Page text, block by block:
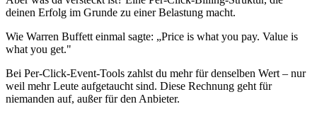
deinen Erfolg im Grunde zu einer Belastung macht.
Wie Warren Buffett einmal sagte: „Price is what you pay. Value is
what you get."
Bei Per-Click-Event-Tools zahlst du mehr für denselben Wert – nur
weil mehr Leute aufgetaucht sind. Diese Rechnung geht für
niemanden auf, außer für den Anbieter.